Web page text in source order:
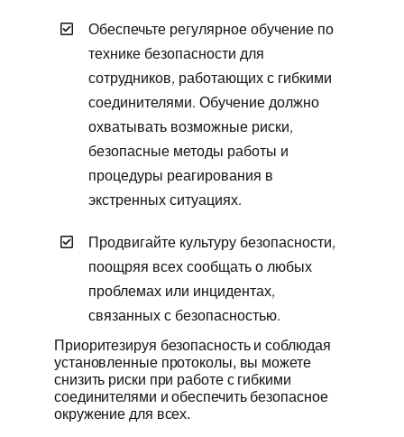
Обеспечьте регулярное обучение по
технике безопасности для
сотрудников, работающих с гибкими
соединителями. Обучение должно
охватывать возможные риски,
безопасные методы работы и
процедуры реагирования в
экстренных ситуациях.
Продвигайте культуру безопасности,
поощряя всех сообщать о любых
проблемах или инцидентах,
связанных с безопасностью.
Приоритезируя безопасность и соблюдая
установленные протоколы, вы можете
снизить риски при работе с гибкими
соединителями и обеспечить безопасное
окружение для всех.